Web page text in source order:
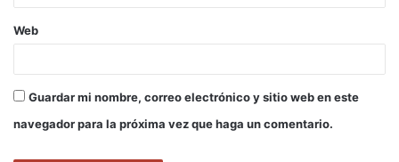
Web
Guardar mi nombre, correo electrónico y sitio web en este
navegador para la próxima vez que haga un comentario.